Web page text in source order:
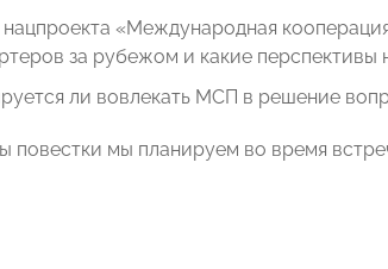
нацпроекта «Международная
за рубежом и какие перспективы
ли вовлекать МСП в решение
повестки мы планируем во время